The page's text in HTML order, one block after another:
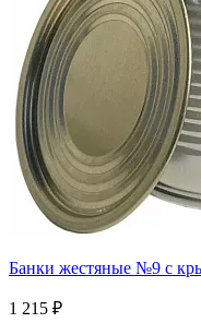
Банки жестяные №9 с
1 215 ₽